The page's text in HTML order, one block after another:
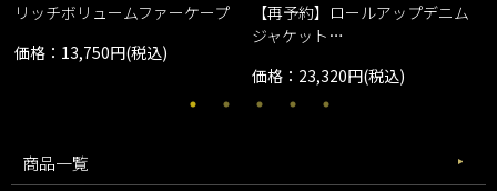
リッチボリュームファーケープ
価格：13,750円(税込)
【再予約】ロールアップデニム
ジャケット…
価格：23,320円(税込)
商品一覧